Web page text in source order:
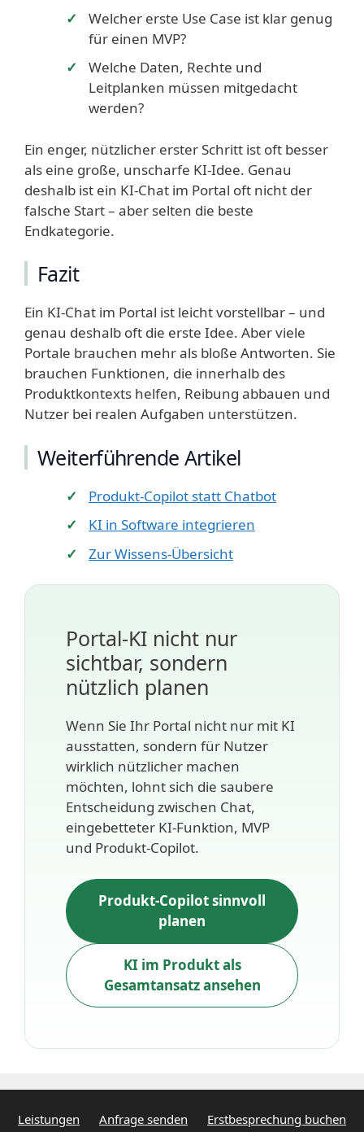
Welcher erste Use Case ist klar genug
für einen MVP?
Welche Daten, Rechte und
Leitplanken müssen mitgedacht
werden?
Ein enger, nützlicher erster Schritt ist oft besser
als eine große, unscharfe KI-Idee. Genau
deshalb ist ein KI-Chat im Portal oft nicht der
falsche Start – aber selten die beste
Endkategorie.
Fazit
Ein KI-Chat im Portal ist leicht vorstellbar – und
genau deshalb oft die erste Idee. Aber viele
Portale brauchen mehr als bloße Antworten. Sie
brauchen Funktionen, die innerhalb des
Produktkontexts helfen, Reibung abbauen und
Nutzer bei realen Aufgaben unterstützen.
Weiterführende Artikel
Produkt-Copilot statt Chatbot
KI in Software integrieren
Zur Wissens-Übersicht
Portal-KI nicht nur
sichtbar, sondern
nützlich planen
Wenn Sie Ihr Portal nicht nur mit KI
ausstatten, sondern für Nutzer
wirklich nützlicher machen
möchten, lohnt sich die saubere
Entscheidung zwischen Chat,
eingebetteter KI-Funktion, MVP
und Produkt-Copilot.
Produkt-Copilot sinnvoll
planen
KI im Produkt als
Gesamtansatz ansehen
Leistungen Anfrage senden Erstbesprechung buchen